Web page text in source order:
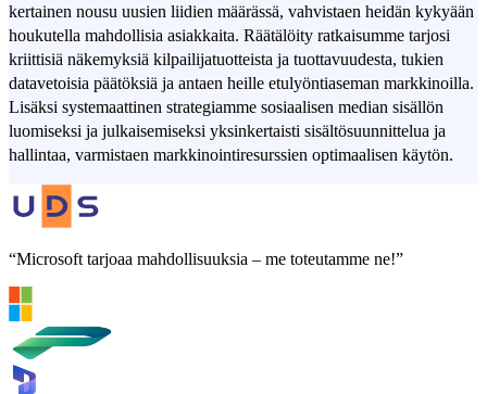
kertainen nousu uusien liidien määrässä, vahvistaen heidän kykyään
houkutella mahdollisia asiakkaita. Räätälöity ratkaisumme tarjosi
kriittisiä näkemyksiä kilpailijatuotteista ja tuottavuudesta, tukien
datavetoisia päätöksiä ja antaen heille etulyöntiaseman markkinoilla.
Lisäksi systemaattinen strategiamme sosiaalisen median sisällön
luomiseksi ja julkaisemiseksi yksinkertaisti sisältösuunnittelua ja
hallintaa, varmistaen markkinointiresurssien optimaalisen käytön.
“Microsoft tarjoaa mahdollisuuksia – me toteutamme ne!”